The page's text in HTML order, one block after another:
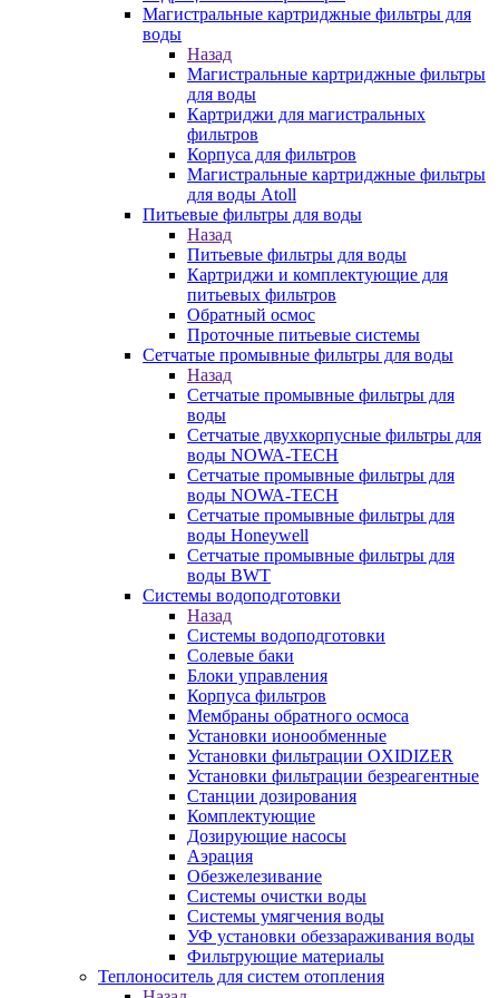
Магистральные картриджные фильтры для
воды
Назад
Магистральные картриджные фильтры
для воды
Картриджи для магистральных
фильтров
Корпуса для фильтров
Магистральные картриджные фильтры
для воды Atoll
Питьевые фильтры для воды
Назад
Питьевые фильтры для воды
Картриджи и комплектующие для
питьевых фильтров
Обратный осмос
Проточные питьевые системы
Сетчатые промывные фильтры для воды
Назад
Сетчатые промывные фильтры для
воды
Сетчатые двухкорпусные фильтры для
воды NOWA-TECH
Сетчатые промывные фильтры для
воды NOWA-TECH
Сетчатые промывные фильтры для
воды Honeywell
Сетчатые промывные фильтры для
воды BWT
Системы водоподготовки
Назад
Системы водоподготовки
Солевые баки
Блоки управления
Корпуса фильтров
Мембраны обратного осмоса
Установки ионообменные
Установки фильтрации OXIDIZER
Установки фильтрации безреагентные
Станции дозирования
Комплектующие
Дозирующие насосы
Аэрация
Обезжелезивание
Системы очистки воды
Системы умягчения воды
УФ установки обеззараживания воды
Фильтрующие материалы
Теплоноситель для систем отопления